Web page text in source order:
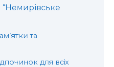
та
для всіх